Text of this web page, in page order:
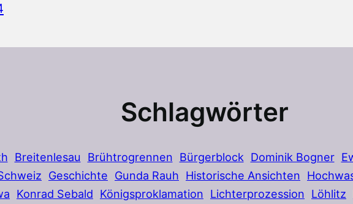
Schlagwörter
Breitenlesau Brühtrogrennen Bürgerblock Dominik Bogner
Geschichte Gunda Rauh Historische Ansichten
Konrad Sebald Königsproklamation Lichterprozession Löhlitz